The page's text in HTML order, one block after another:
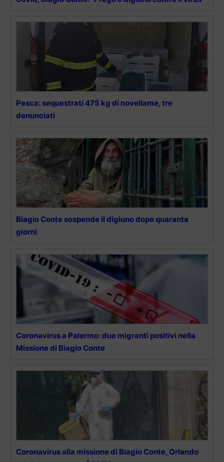
Pesca: sequestrati 475 kg di novellame, tre
denunciati
Biagio Conte sospende il digiuno dopo quaranta
giorni
Coronavirus a Palermo: due migranti positivi nella
Missione di Biagio Conte
Coronavirus alla missione di Biagio Conte, Orlando